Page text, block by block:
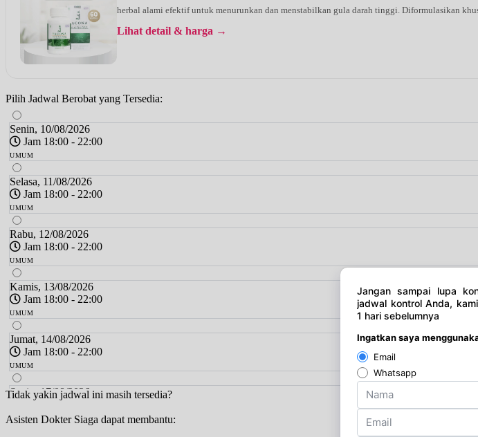
herbal alami efektif untuk menurunkan dan menstabilkan gula darah tinggi. Diformulasikan
Lihat detail & harga →
Pilih Jadwal Berobat yang Tersedia:
Senin, 10/08/2026
Jam 18:00 - 22:00
UMUM
Selasa, 11/08/2026
Jam 18:00 - 22:00
UMUM
Rabu, 12/08/2026
Jam 18:00 - 22:00
UMUM
Kamis, 13/08/2026
Jam 18:00 - 22:00
UMUM
Jumat, 14/08/2026
Jam 18:00 - 22:00
UMUM
Senin, 17/08/2026
Jam 18:00 - 22:00
UMUM
Tidak yakin jadwal ini masih tersedia?
Asisten Dokter Siaga dapat membantu: